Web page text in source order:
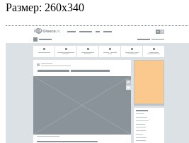
Размер: 260x340